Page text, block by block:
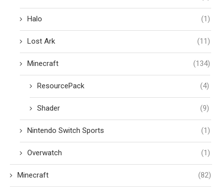
Halo (1)
Lost Ark (11)
Minecraft (134)
ResourcePack (4)
Shader (9)
Nintendo Switch Sports (1)
Overwatch (1)
Minecraft (82)